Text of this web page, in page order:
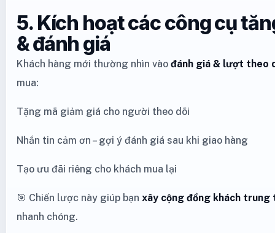
5. Kích hoạt các công cụ
& đánh giá
Khách hàng mới thường nhìn vào đánh giá & lượt theo
mua:
Tặng mã giảm giá cho người theo dõi
Nhắn tin cảm ơn – gợi ý đánh giá sau khi giao hàng
Tạo ưu đãi riêng cho khách mua lại
🎯 Chiến lược này giúp bạn xây cộng đồng khách trung
nhanh chóng.